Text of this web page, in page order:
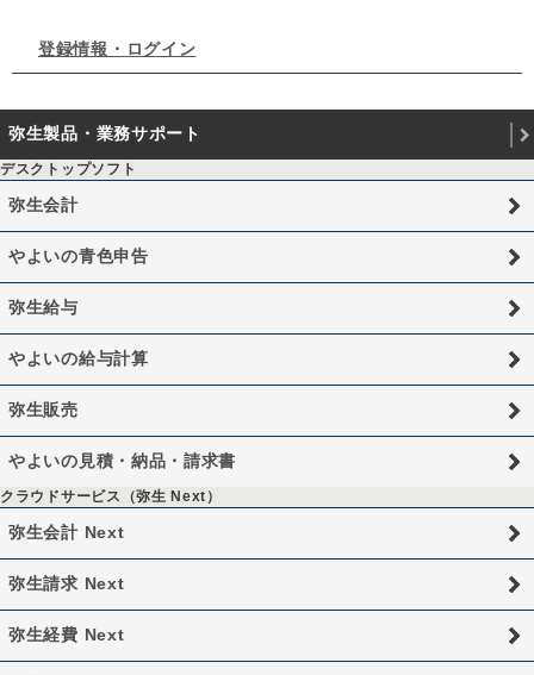
登録情報・ログイン
弥生製品・業務サポート
デスクトップソフト
弥生会計
やよいの青色申告
弥生給与
やよいの給与計算
弥生販売
やよいの見積・納品・請求書
クラウドサービス（弥生 Next）
弥生会計 Next
弥生請求 Next
弥生経費 Next